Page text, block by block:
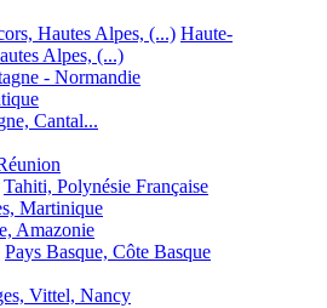
Hautes Alpes, (...) Haute-
Alpes, (...)
- Normandie
Cantal...
Tahiti, Polynésie Française
Martinique
Amazonie
Pays Basque, Côte Basque
Vittel, Nancy